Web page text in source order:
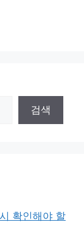
검색
확인해야 할